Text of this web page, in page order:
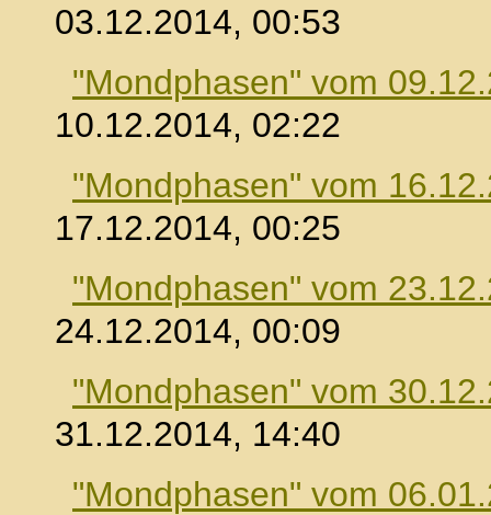
03.12.2014, 00:53
"Mondphasen" vom
10.12.2014, 02:22
"Mondphasen" vom
17.12.2014, 00:25
"Mondphasen" vom
24.12.2014, 00:09
"Mondphasen" vom
31.12.2014, 14:40
"Mondphasen" vom